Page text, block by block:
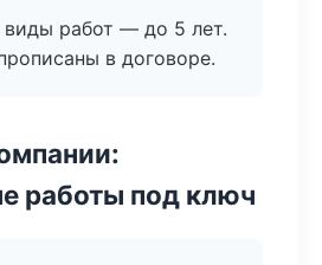
работ — до 5 лет.
в договоре.
работы под ключ